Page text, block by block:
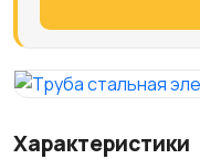
Характеристики